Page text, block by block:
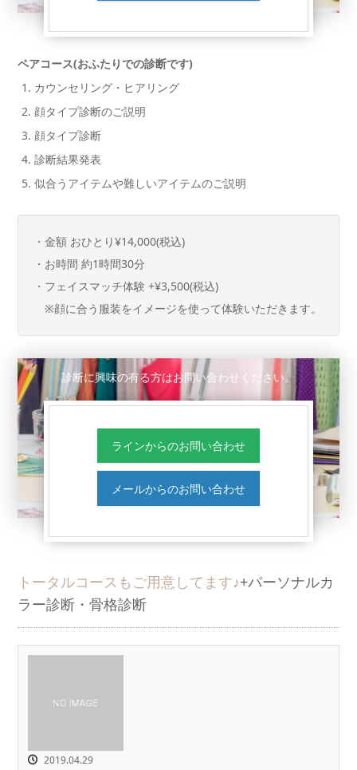
ペアコース(おふたりでの診断です)
カウンセリング・ヒアリング
顔タイプ診断のご説明
顔タイプ診断
診断結果発表
似合うアイテムや難しいアイテムのご説明
・金額 おひとり¥14,000(税込)
・お時間 約1時間30分
・フェイスマッチ体験 +¥3,500(税込)
※顔に合う服装をイメージを使って体験いただきます。
診断に興味の有る方はお問い合わせください。
ラインからのお問い合わせ
メールからのお問い合わせ
トータルコースもご用意してます♪+パーソナルカ
ラー診断・骨格診断
2019.04.29